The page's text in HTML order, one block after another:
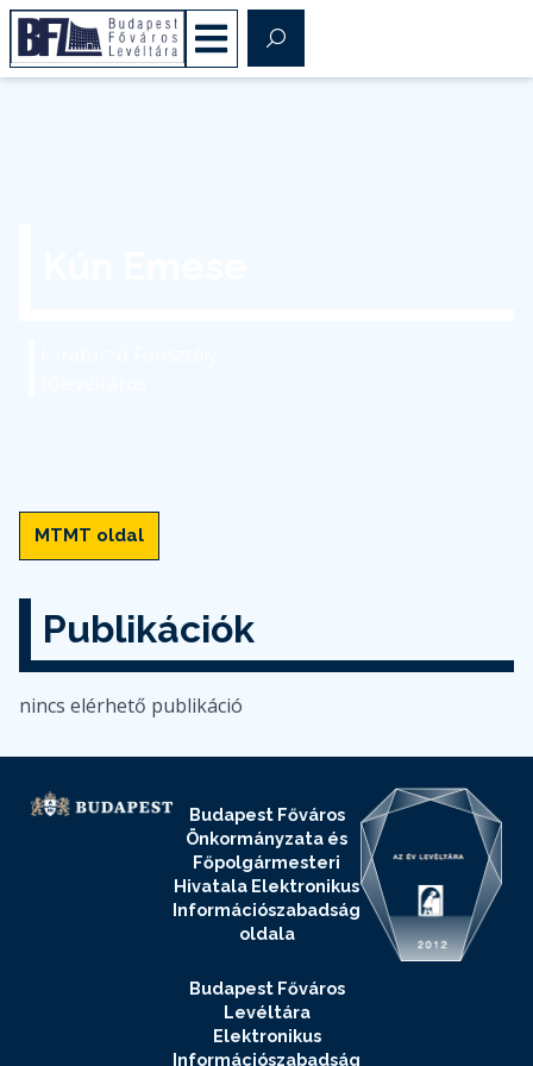
MTMT oldal
Publikációk
nincs elérhető publikáció
Budapest Főváros
Önkormányzata és
Főpolgármesteri
Hivatala Elektronikus
Információszabadság
oldala
Budapest Főváros
Levéltára
Elektronikus
Információszabadság